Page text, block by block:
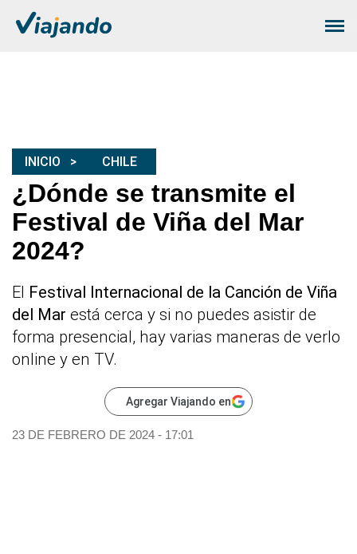
INICIO CHILE
¿Dónde se transmite el
Festival de Viña del Mar
2024?
El Festival Internacional de la Canción de Viña
del Mar está cerca y si no puedes asistir de
forma presencial, hay varias maneras de verlo
online y en TV.
Agregar Viajando en
23 DE FEBRERO DE 2024 - 17:01